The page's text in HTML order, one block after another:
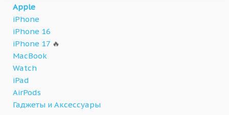
Apple
iPhone
iPhone 16
iPhone 17 🔥
MacBook
Watch
iPad
AirPods
Гаджеты и Аксессуары